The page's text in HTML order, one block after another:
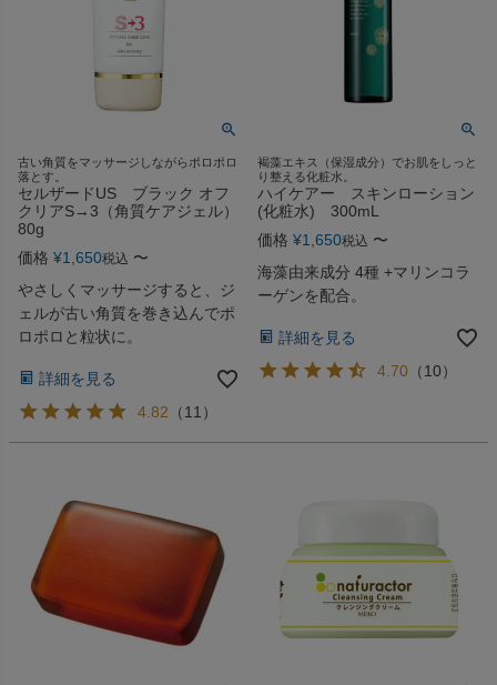
古い角質をマッサージしながらポロポロ
落とす。
セルザードUS ブラック オフ
クリアS→3（角質ケアジェル）
80g
価格 ¥1,650税込 〜
やさしくマッサージすると、ジ
ェルが古い角質を巻き込んでポ
ロポロと粒状に。
詳細を見る
4.82 （11 ）
褐藻エキス（保湿成分）でお肌をしっと
り整える化粧水。
ハイケアー スキンローション
(化粧水) 300mL
価格 ¥1,650税込 〜
海藻由来成分 4種 +マリンコラ
ーゲンを配合。
詳細を見る
4.70 （10）